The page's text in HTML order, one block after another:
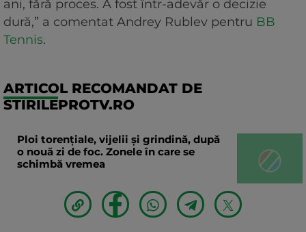
ani, fără proces. A fost într-adevăr o decizie
dură,” a comentat Andrey Rublev pentru BB
Tennis.
ARTICOL RECOMANDAT DE
STIRILEPROTV.RO
Ploi torențiale, vijelii și grindină, după
o nouă zi de foc. Zonele în care se
schimbă vremea